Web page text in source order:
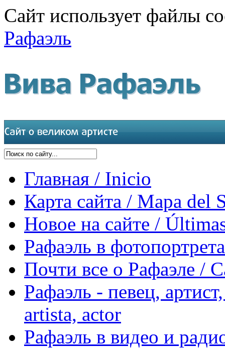
Сайт использует файлы
Рафаэль
Главная / Inicio
Карта сайта / Mapa del
Новое на сайте /
Рафаэль в
Почти все о Рафаэле /
Рафаэль - певец,
artista, actor
Рафаэль в видео и